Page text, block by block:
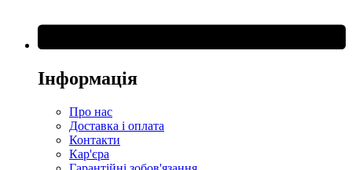
Інформація
Про нас
Доставка і оплата
Контакти
Кар'єра